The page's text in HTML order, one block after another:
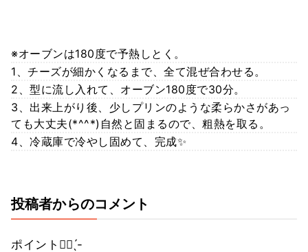
※オーブンは180度で予熱しとく。
1、チーズが細かくなるまで、全て混ぜ合わせる。
2、型に流し入れて、オーブン180度で30分。
3、出来上がり後、少しプリンのような柔らかさがあっ
ても大丈夫︎︎(*^^*)自然と固まるので、粗熱を取る。
4、冷蔵庫で冷やし固めて、完成✨
投稿者からのコメント
ポイント☝🏻 ̖́-‬